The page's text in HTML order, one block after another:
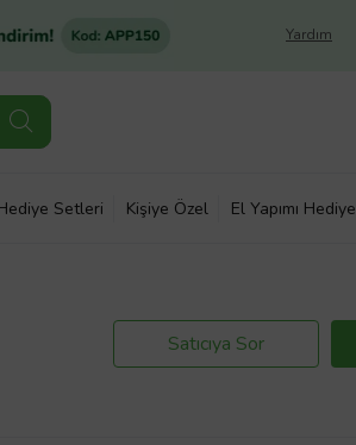
Yardım
Setleri Kişiye Özel El Yapımı Hediye
Satıcıya Sor